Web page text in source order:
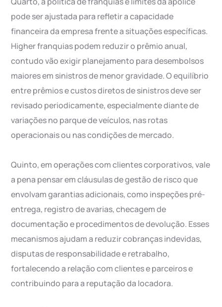
pode ser ajustada para refletir a capacidade
financeira da empresa frente a situações específicas.
Higher franquias podem reduzir o prêmio anual,
contudo vão exigir planejamento para desembolsos
maiores em sinistros de menor gravidade. O equilíbrio
entre prêmios e custos diretos de sinistros deve ser
revisado periodicamente, especialmente diante de
variações no parque de veículos, nas rotas
operacionais ou nas condições de mercado.
Quinto, em operações com clientes corporativos, vale
a pena pensar em cláusulas de gestão de risco que
envolvam garantias adicionais, como inspeções pré-
entrega, registro de avarias, checagem de
documentação e procedimentos de devolução. Esses
mecanismos ajudam a reduzir cobranças indevidas,
disputas de responsabilidade e retrabalho,
fortalecendo a relação com clientes e parceiros e
contribuindo para a reputação da locadora.